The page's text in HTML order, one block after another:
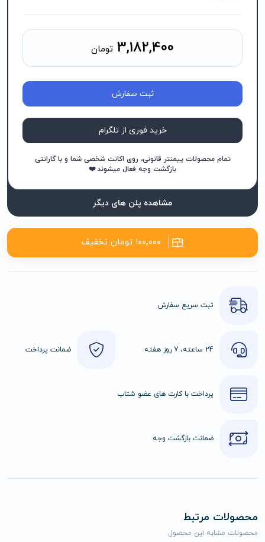
3,182,400 تومان
ثبت سفارش
خرید فوری از تلگرام
تمام محصولات پیمنتر قانونی، روی اکانت شخصی شما و با گارانتی
بازگشت وجه فعال میشوند ❤️
مشاهده پلن های دیگر
۱۰۰٬۰۰۰ تومان تخفیف
ثبت سریع سفارش
24 ساعته، 7 روز هفته ضمانت پرداخت
پرداخت با کارت های عضو شتاب
ضمانت بازگشت وجه
محصولات مرتبط
محصولات مشابه این محصول